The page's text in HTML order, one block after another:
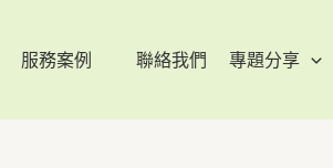
服務案例 聯絡我們 專題分享